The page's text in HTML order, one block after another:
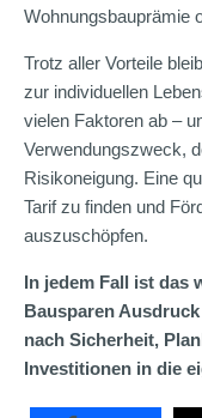
Wohnungsbauprämie
Trotz aller Vorteile
zur individuellen
vielen Faktoren ab –
Verwendungszweck,
Risikoneigung. Eine
Tarif zu finden und
auszuschöpfen.
In jedem Fall ist das
Bausparen
nach Sicherheit,
Investitionen in die